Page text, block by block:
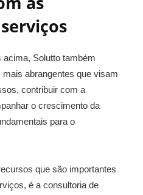
Solutto também
abrangentes que visam
contribuir com a
o crescimento da
para o
que são importantes
é a consultoria de